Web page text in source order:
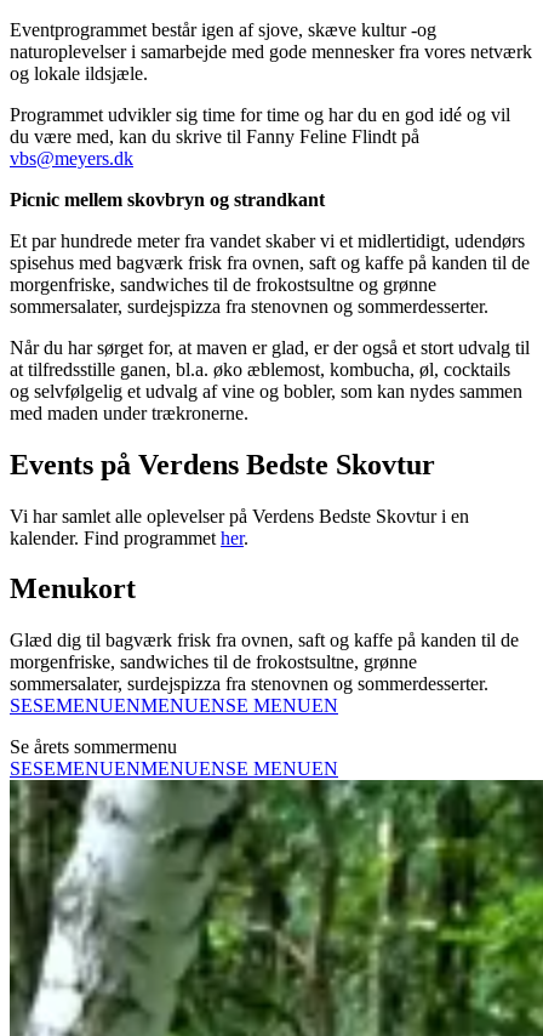
Eventprogrammet består igen af sjove, skæve kultur -og
naturoplevelser i samarbejde med gode mennesker fra vores netværk
og lokale ildsjæle.
Programmet udvikler sig time for time og har du en god idé og vil
du være med, kan du skrive til Fanny Feline Flindt på
vbs@meyers.dk
Picnic mellem skovbryn og strandkant
Et par hundrede meter fra vandet skaber vi et midlertidigt, udendørs
spisehus med bagværk frisk fra ovnen, saft og kaffe på kanden til de
morgenfriske, sandwiches til de frokostsultne og grønne
sommersalater, surdejspizza fra stenovnen og sommerdesserter.
Når du har sørget for, at maven er glad, er der også et stort udvalg til
at tilfredsstille ganen, bl.a. øko æblemost, kombucha, øl, cocktails
og selvfølgelig et udvalg af vine og bobler, som kan nydes sammen
med maden under trækronerne.
Events på Verdens Bedste Skovtur
Vi har samlet alle oplevelser på Verdens Bedste Skovtur i en
kalender. Find programmet her.
Menukort
Glæd dig til bagværk frisk fra ovnen, saft og kaffe på kanden til de
morgenfriske, sandwiches til de frokostsultne, grønne
sommersalater, surdejspizza fra stenovnen og sommerdesserter.
SESEMENUENMENUENSE MENUEN
Se årets sommermenu
SESEMENUENMENUENSE MENUEN